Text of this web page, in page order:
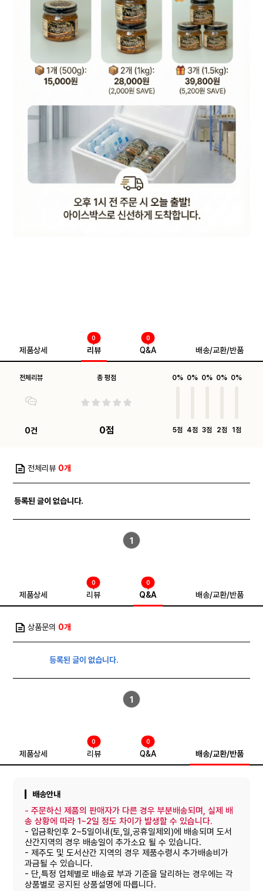
제품상세 리뷰
0
Q&A
0
배송/교환/반품
전체리뷰
0건
총 평점
0점
0%
5점
0%
4점
0%
3점
0%
2점
0%
1점
전체리뷰 0개
등록된 글이 없습니다.
1
제품상세 리뷰
0
Q&A
0
배송/교환/반품
상품문의 0개
등록된 글이 없습니다.
1
제품상세 리뷰
0
Q&A
0
배송/교환/반품
배송안내
-주문하신 제품의 판매자가 다른 경우 부분배송되며, 실제 배
송 상황에 따라 1~2일 정도 차이가 발생할 수 있습니다.
- 입금확인후 2~5일이내(토,일,공휴일제외)에 배송되며 도서
산간지역의 경우 배송일이 추가소요 될 수 있습니다.
- 제주도 및 도서산간 지역의 경우 제품수령시 추가배송비가
과금될 수 있습니다.
- 단,특정 업체별로 배송료 부과 기준을 달리하는 경우에는 각
상품별로 공지된 상품설명에 따릅니다.